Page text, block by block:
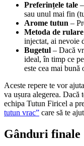
Preferințele tale
sau unul mai fin
Arome tutun –
Metoda de rulare
injectat, ai nevoie
Bugetul – Dacă
ideal, în timp ce
este cea mai bună
Aceste repere te vor
va ușura alegerea. Dacă
echipa Tutun Firicel a
tutun vrac” care să te
Gânduri finale